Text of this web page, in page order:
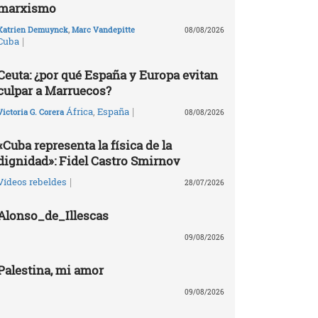
Demuynck, Marc Vandepitte
|
08/08/2026
¿por qué España y Europa evitan
a Marruecos?
G. Corera África España | 08/08/2026
representa la física de la
Fidel Castro Smirnov
rebeldes | 28/07/2026
09/08/2026
mi amor
09/08/2026